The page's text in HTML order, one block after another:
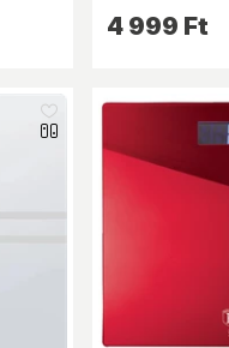
rózsaarany
4 999 Ft
like_16